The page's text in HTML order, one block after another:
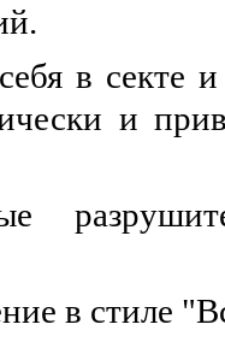
в секте
и
в стиле